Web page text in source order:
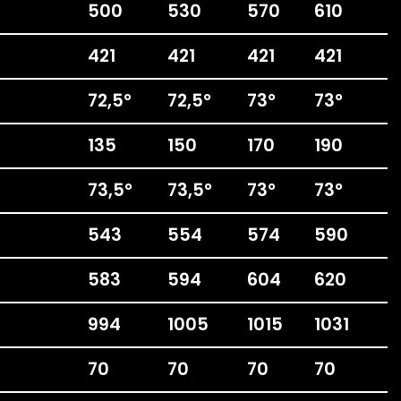
500 530 570
610
421 421 421
421
72,5° 72,5° 73°
73°
135 150 170
190
73,5° 73,5° 73°
73°
543 554 574
590
583 594 604
620
994 1005 1015
1031
70 70 70 70